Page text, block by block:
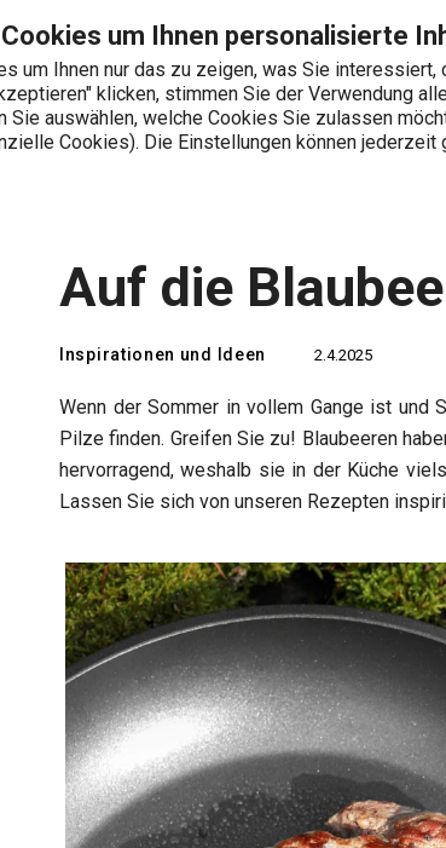
um Ihnen personalisierte
um Ihnen nur das zu zeigen, was Sie interessiert,
klicken, stimmen Sie der Verwendung
Sie auswählen, welche Cookies Sie zulassen
Cookies). Die Einstellungen können jederzeit
+436 703 082 960
Mo-Fr 08:00-16:00
Wonach suchen
Auf die
Inspirationen und Ideen 2.4.2025
Wenn der Sommer in vollem Gange ist und
Pilze finden. Greifen Sie zu! Blaubeeren
hervorragend, weshalb sie in der Küche
Lassen Sie sich von unseren Rezepten